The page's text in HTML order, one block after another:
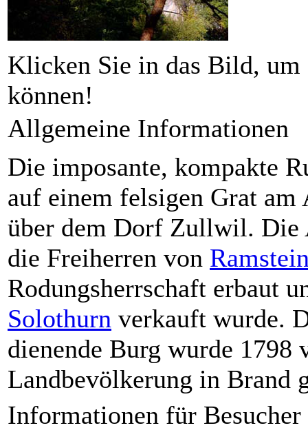
Klicken Sie in das Bild, um
können!
Allgemeine Informationen
Die imposante, kompakte
auf einem felsigen Grat
über dem Dorf Zullwil. Die
die Freiherren von
Rodungsherrschaft erbaut
Solothurn verkauft wurde.
dienende Burg wurde 1798
Landbevölkerung in Brand
Informationen für Besucher